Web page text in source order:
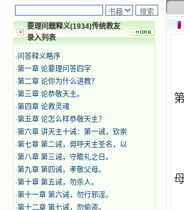
要理问题释义(1934)传统教友
录入列表
·问答释义略序
·第一章 论要理问答四字
·第二章 论你为什么进教？
·第三章 论恭敬天主。
·第四章 论救灵魂
·第五章 论怎么样恭敬天主？
·第六章 讲天主十诫：第一诫，钦崇
·第七章 第二诫，毋呼天主圣名，以
·第八章 第三诫，守瞻礼之日。
·第九章 第四诫，孝敬父母。
·第十章 第五诫，勿杀人。
·第十一章 第六诫，勿行邪淫。
·第十二章 第七诫，勿偷盗。